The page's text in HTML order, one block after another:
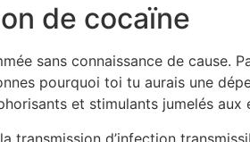
de cocaïne
sans connaissance de cause.
pourquoi toi tu aurais une
et stimulants jumelés
d’infection